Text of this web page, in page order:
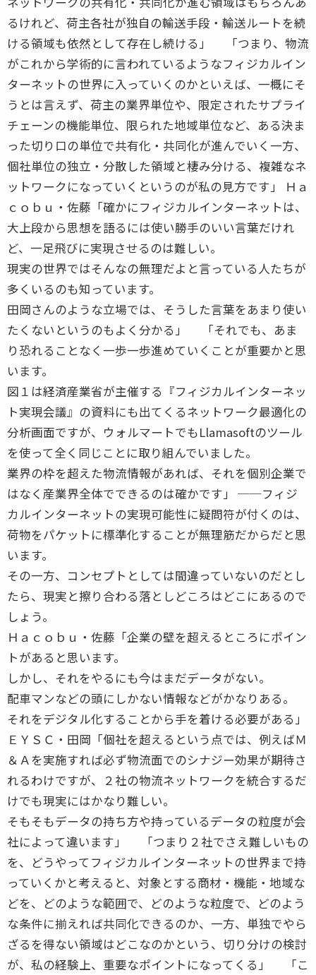
るけれど、荷主各社が独自の輸送手段・輸送ルートを続
ける領域も依然として存在し続ける」 「つまり、物流
がこれから学術的に言われているようなフィジカルイン
ターネットの世界に入っていくのかといえば、一概にそ
うとは言えず、荷主の業界単位や、限定されたサプライ
チェーンの機能単位、限られた地域単位など、ある決ま
った切り口の単位で共有化・共同化が進んでいく一方、
個社単位の独立・分散した領域と棲み分ける、複雑なネ
ットワークになっていくというのが私の見方です」 Ｈａ
ｃｏｂｕ・佐藤「確かにフィジカルインターネットは、
大上段から思想を語るには使い勝手のいい言葉だけれ
ど、一足飛びに実現させるのは難しい。
現実の世界ではそんなの無理だよと言っている人たちが
多くいるのも知っています。
田岡さんのような立場では、そうした言葉をあまり使い
たくないというのもよく分かる」 「それでも、あま
り恐れることなく一歩一歩進めていくことが重要かと思
います。
図１は経済産業省が主催する『フィジカルインターネッ
ト実現会議』の資料にも出てくるネットワーク最適化の
分析画面ですが、ウォルマートでもLlamasoftのツール
を使って全く同じことに取り組んでいました。
業界の枠を超えた物流情報があれば、それを個別企業で
はなく産業界全体でできるのは確かです」 ──フィジ
カルインターネットの実現可能性に疑問符が付くのは、
荷物をパケットに標準化することが無理筋だからだと思
います。
その一方、コンセプトとしては間違っていないのだとし
たら、現実と擦り合わる落としどころはどこにあるので
しょう。
Ｈａｃｏｂｕ・佐藤「企業の壁を超えるところにポイン
トがあると思います。
しかし、それをやるにも今はまだデータがない。
配車マンなどの頭にしかない情報などがかなりある。
それをデジタル化することから手を着ける必要がある」
ＥＹＳＣ・田岡「個社を超えるという点では、例えばＭ
＆Ａを実施すれば必ず物流面でのシナジー効果が期待さ
れるわけですが、２社の物流ネットワークを統合するだ
けでも現実にはかなり難しい。
そもそもデータの持ち方や持っているデータの粒度が会
社によって違います」 「つまり２社でさえ難しいもの
を、どうやってフィジカルインターネットの世界まで持
っていくかと考えると、対象とする商材・機能・地域な
どを、どのような範囲で、どのような粒度で、どのよう
な条件に揃えれば共同化できるのか、一方、単独でやら
ざるを得ない領域はどこなのかという、切り分けの検討
が、私の経験上、重要なポイントになってくる」 「こ